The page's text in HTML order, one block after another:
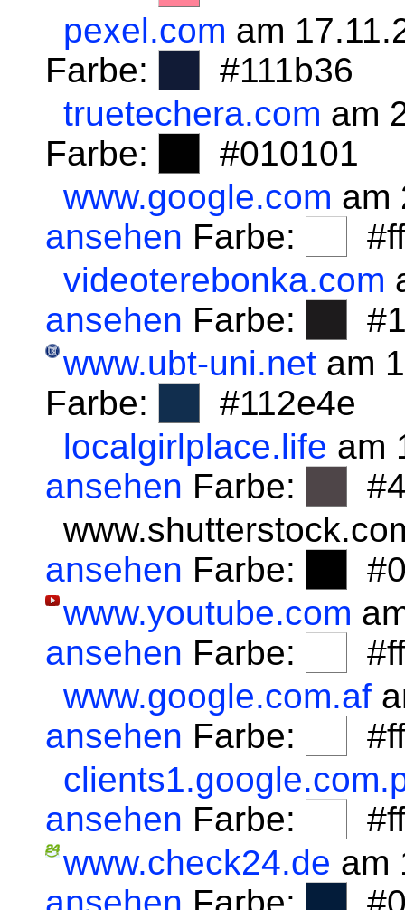
pexel.com am
Farbe:
#111b36
truetechera.com am
Farbe:
#010101
www.google.com am
ansehen Farbe:
videoterebonka.com
ansehen Farbe:
www.ubt-uni.net am
Farbe:
#112e4e
localgirlplace.life am
ansehen Farbe:
ansehen Farbe:
www.youtube.com
ansehen Farbe:
www.google.com.af
ansehen Farbe:
ansehen Farbe:
www.check24.de am
ansehen Farbe: